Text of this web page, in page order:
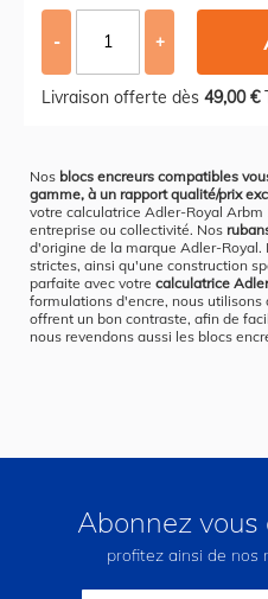
- +
Livraison offerte dès 49,00 €
Nos blocs encreurs compatibles
gamme, à un rapport qualité/prix
votre calculatrice Adler-Royal
entreprise ou collectivité. Nos
d'origine de la marque Adler-
strictes, ainsi qu'une construction
parfaite avec votre calculatrice
formulations d'encre, nous
offrent un bon contraste, afin de
nous revendons aussi les blocs
Abonnez
profitez ainsi de nos